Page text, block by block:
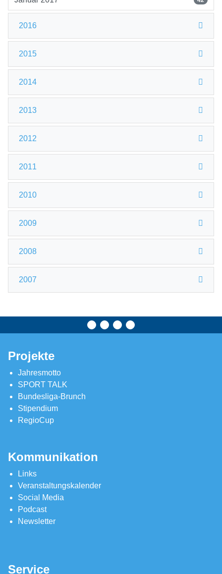
2016
2015
2014
2013
2012
2011
2010
2009
2008
2007
Projekte
Jahresmotto
SPORT TALK
Bundesliga-Brunch
Stipendium
RegioCup
Kommunikation
Links
Veranstaltungskalender
Social Media
Podcast
Newsletter
Service